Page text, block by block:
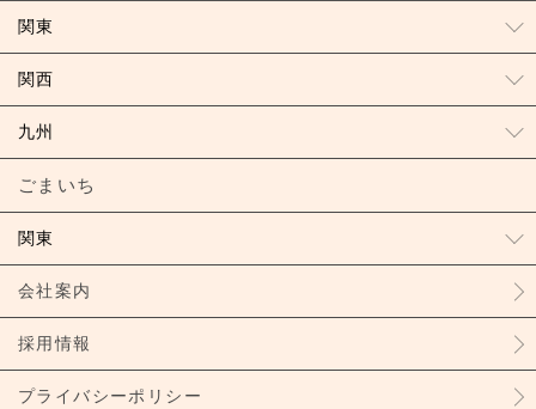
関東
関西
九州
ごまいち
関東
会社案内
採用情報
プライバシーポリシー